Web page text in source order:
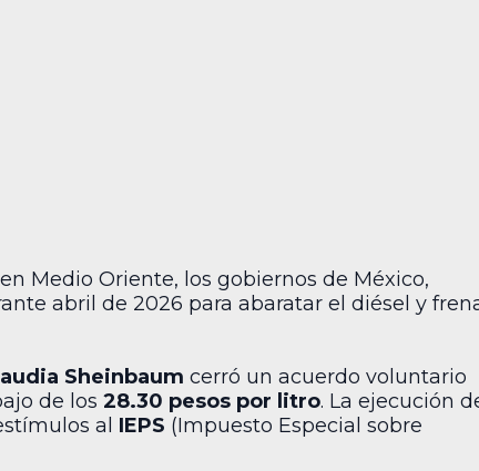
Medio Oriente, los gobiernos de México,
abril de 2026 para abaratar el diésel y
Sheinbaum cerró un acuerdo voluntario
de los 28.30 pesos por litro. La ejecución
al IEPS (Impuesto Especial sobre